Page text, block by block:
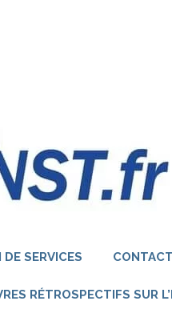
SERVICES CONTACT
RÉTROSPECTIFS SUR